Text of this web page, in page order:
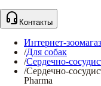
Контакты
Интернет-
/Для собак
/Сердечно-
/Сердечно-
Pharma